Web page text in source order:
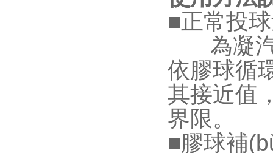
■正常投
為凝汽
依膠球循
其接近值
界限。
■膠球補